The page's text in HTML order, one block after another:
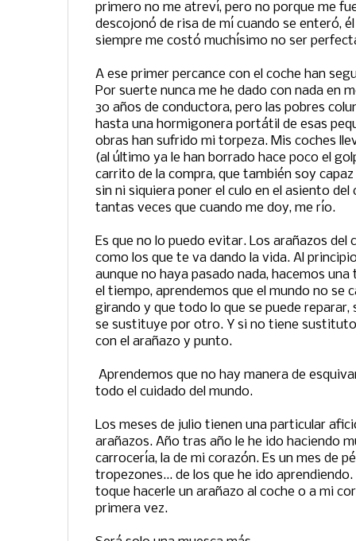
primero no me atreví, pero no porque me
descojonó de risa de mí cuando se enteró,
siempre me costó muchísimo no ser
A ese primer percance con el coche han
Por suerte nunca me he dado con nada en
30 años de conductora, pero las pobres
hasta una hormigonera portátil de esas
obras han sufrido mi torpeza. Mis coches
(al último ya le han borrado hace poco el
carrito de la compra, que también soy
sin ni siquiera poner el culo en el asiento
tantas veces que cuando me doy, me río.
Es que no lo puedo evitar. Los arañazos del
como los que te va dando la vida. Al
aunque no haya pasado nada, hacemos una
el tiempo, aprendemos que el mundo no se
girando y que todo lo que se puede reparar,
se sustituye por otro. Y si no tiene
con el arañazo y punto.
Aprendemos que no hay manera de
todo el cuidado del mundo.
Los meses de julio tienen una particular
arañazos. Año tras año le he ido haciendo
carrocería, la de mi corazón. Es un mes de
tropezones... de los que he ido
toque hacerle un arañazo al coche o a mi
primera vez.